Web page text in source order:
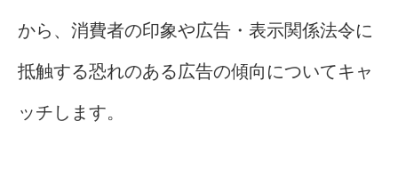
から、消費者の印象や広告・表示関係法令に
抵触する恐れのある広告の傾向についてキャ
ッチします。